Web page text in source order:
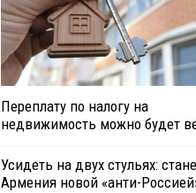
Переплату по налогу на
недвижимость можно будет
Усидеть на двух стульях:
Армения новой «анти-